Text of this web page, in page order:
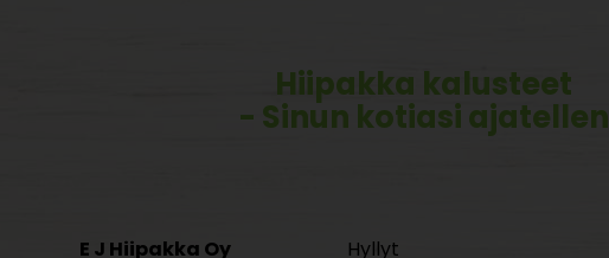
Hiipakka kalusteet
- Sinun kotiasi ajatellen
E J Hiipakka Oy
Hyllyt